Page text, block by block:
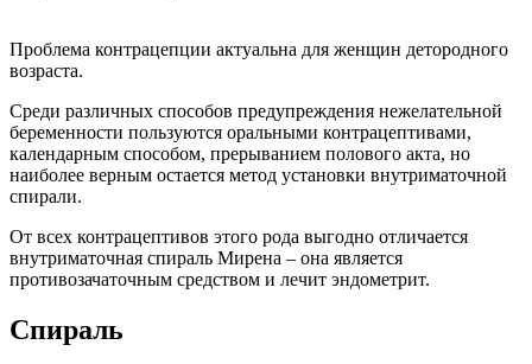
Проблема контрацепции актуальна для женщин детородного
возраста.
Среди различных способов предупреждения нежелательной
беременности пользуются оральными контрацептивами,
календарным способом, прерыванием полового акта, но
наиболее верным остается метод установки внутриматочной
спирали.
От всех контрацептивов этого рода выгодно отличается
внутриматочная спираль Мирена – она является
противозачаточным средством и лечит эндометрит.
Спираль